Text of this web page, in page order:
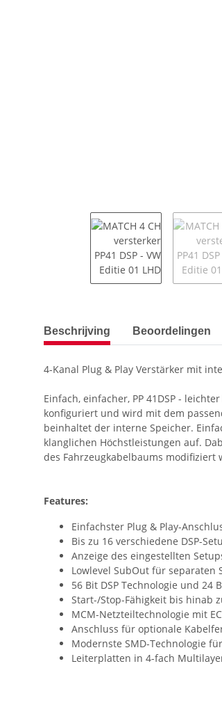
Meer tabbladen tonen
Beschrijving Beoordelingen
4-Kanal Plug & Play Verstärker mit
Einfach, einfacher, PP 41DSP -
konfiguriert und wird mit dem
beinhaltet der interne Speicher.
klanglichen Höchstleistungen auf.
des Fahrzeugkabelbaums modifiziert
Features:
Einfachster Plug & Play-
Bis zu 16 verschiedene DSP-
Anzeige des eingestellten
Lowlevel SubOut für separaten
56 Bit DSP Technologie und 24
Start-/Stop-Fähigkeit bis hinab
MCM-Netzteiltechnologie mit
Anschluss für optionale
Modernste SMD-Technologie
Leiterplatten in 4-fach